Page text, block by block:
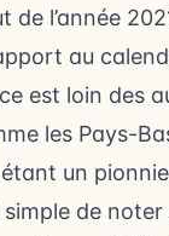
de l’année
au
est loin des
les Pays-
un
de noter